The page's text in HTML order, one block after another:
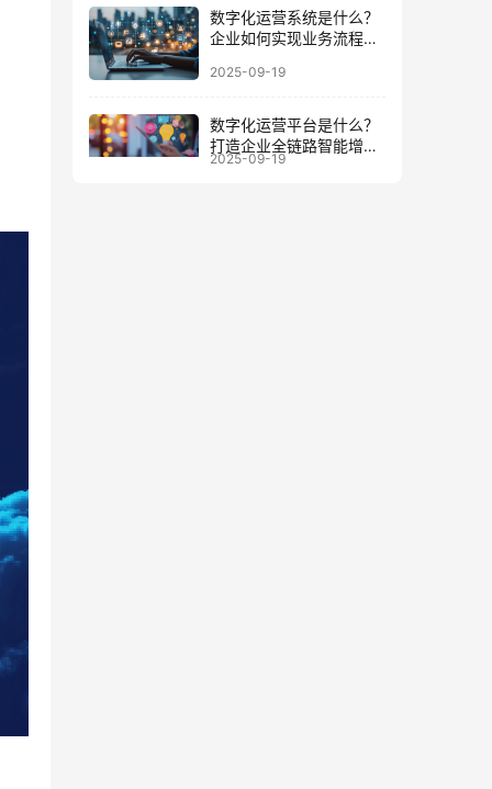
数字化运营系统是什么？
企业如何实现业务流程与
2025-09-19
数字化运营平台是什么？
打造企业全链路智能增长
的底座
2025-09-19